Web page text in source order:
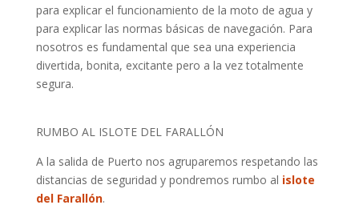
para explicar el funcionamiento de la moto de agua y
para explicar las normas básicas de navegación. Para
nosotros es fundamental que sea una experiencia
divertida, bonita, excitante pero a la vez totalmente
segura.
RUMBO AL ISLOTE DEL FARALLÓN
A la salida de Puerto nos agruparemos respetando las
distancias de seguridad y pondremos rumbo al islote
del Farallón.